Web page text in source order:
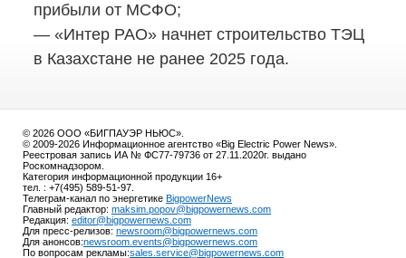
прибыли от МСФО;
— «Интер РАО» начнет строительство ТЭЦ
в Казахстане не ранее 2025 года.
© 2026 ООО «БИГПАУЭР НЬЮС».
© 2009-2026 Информационное агентство «Big Electric Power News».
Реестровая запись ИА № ФС77-79736 от 27.11.2020г. выдано
Роскомнадзором.
Категория информационной продукции 16+
тел. : +7(495) 589-51-97.
Телеграм-канал по энергетике BigpowerNews
Главный редактор: maksim.popov@bigpowernews.com
Редакция: editor@bigpowernews.com
Для пресс-релизов: newsroom@bigpowernews.com
Для анонсов:newsroom.events@bigpowernews.com
По вопросам рекламы:sales.service@bigpowernews.com